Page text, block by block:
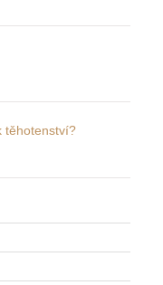
těhotenství?